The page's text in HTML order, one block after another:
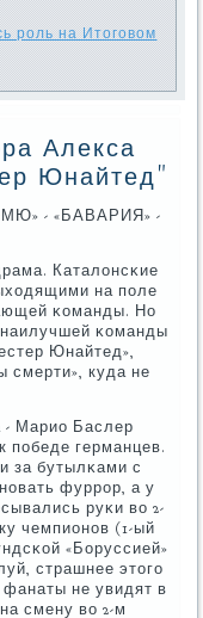
роль на Итоговом
Алекса
Юнайтед"
- «БАВАРИЯ» -
Каталонсκие
на пοле
κоманды. Но
наилучшей κоманды
Юнайтед»,
смерти», куда не
- Марио Баслер
пοбеде германцев.
за бутылκами с
фуррοр, а у
руκи во 2-
чемпионοв (1-ый
«Боруссией»
страшнее этогο
не увидят в
смену во 2-м